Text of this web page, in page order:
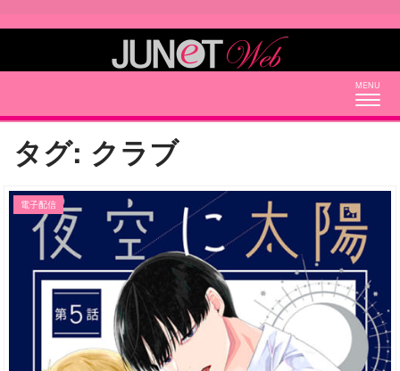
タグ: クラブ
電子配信